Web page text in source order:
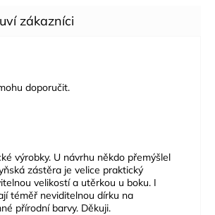
doporučit.
výrobky. U návrhu někdo přemýšlel
zástěra je velice praktický
velikostí a utěrkou u boku. I
téměř neviditelnou dírku na
přírodní barvy. Děkuji.